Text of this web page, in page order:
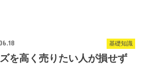
基礎知識
を高く売りたい人が損せず